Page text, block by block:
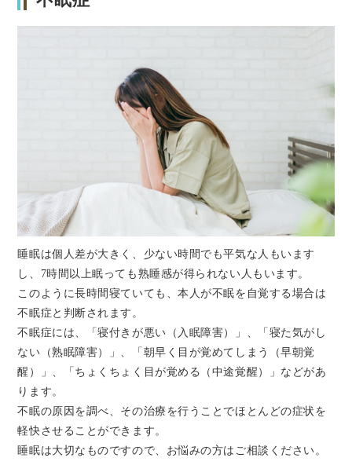
睡眠は個人差が大きく、少ない時間でも平気な人もいます
し、7時間以上眠っても熟睡感が得られない人もいます。
このように長時間寝ていても、本人が不眠を自覚する場合は
不眠症と判断されます。
不眠症には、「寝付きが悪い（入眠障害）」、「寝た気がし
ない（熟眠障害）」、「朝早く目が覚めてしまう（早朝覚
醒）」、「ちょくちょく目が覚める（中途覚醒）」などがあ
ります。
不眠の原因を調べ、その治療を行うことでほとんどの症状を
軽快させることができます。
睡眠は大切なものですので、お悩みの方はご相談ください。